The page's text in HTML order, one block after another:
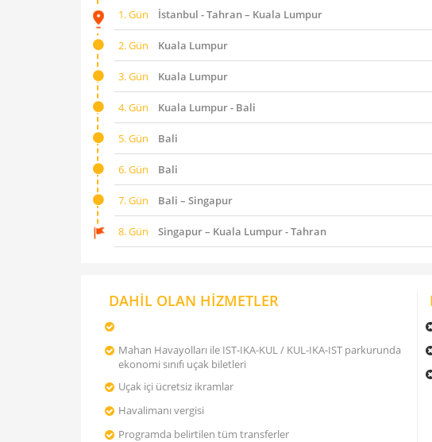
1. Gün
İstanbul - Tahran – Kuala Lumpur
2. Gün Kuala Lumpur
3. Gün Kuala Lumpur
4. Gün Kuala Lumpur - Bali
5. Gün Bali
6. Gün Bali
7. Gün Bali – Singapur
8. Gün Singapur – Kuala Lumpur - Tahran
DAHİL OLAN HİZMETLER
Mahan Havayolları ile IST-IKA-KUL / KUL-IKA-IST parkurunda
ekonomi sınıfı uçak biletleri
Uçak içi ücretsiz ikramlar
Havalimanı vergisi
Programda belirtilen tüm transferler